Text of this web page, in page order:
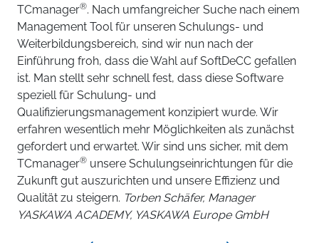
TCmanager®. Nach umfangreicher Suche nach einem
Management Tool für unseren Schulungs- und
Weiterbildungsbereich, sind wir nun nach der
Einführung froh, dass die Wahl auf SoftDeCC gefallen
ist. Man stellt sehr schnell fest, dass diese Software
speziell für Schulung- und
Qualifizierungsmanagement konzipiert wurde. Wir
erfahren wesentlich mehr Möglichkeiten als zunächst
gefordert und erwartet. Wir sind uns sicher, mit dem
TCmanager® unsere Schulungseinrichtungen für die
Zukunft gut auszurichten und unsere Effizienz und
Qualität zu steigern. Torben Schäfer, Manager
YASKAWA ACADEMY, YASKAWA Europe GmbH